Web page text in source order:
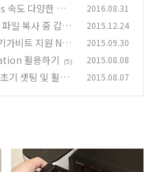
속도 다양한 앱
2016.08.31
일 복사 중 갑자
2015.12.24
가비트 지원 NAS 2015.09.30
활용하기 (5) 2015.08.08
기 셋팅 및 활용
2015.08.07